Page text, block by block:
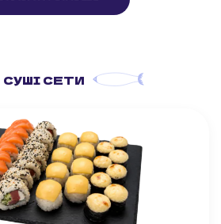
СУШІ СЕТИ